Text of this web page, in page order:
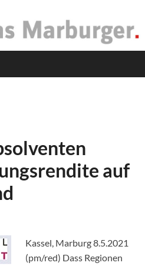
auf
Kassel, Marburg 8.5.2021
(pm/red) Dass Regionen